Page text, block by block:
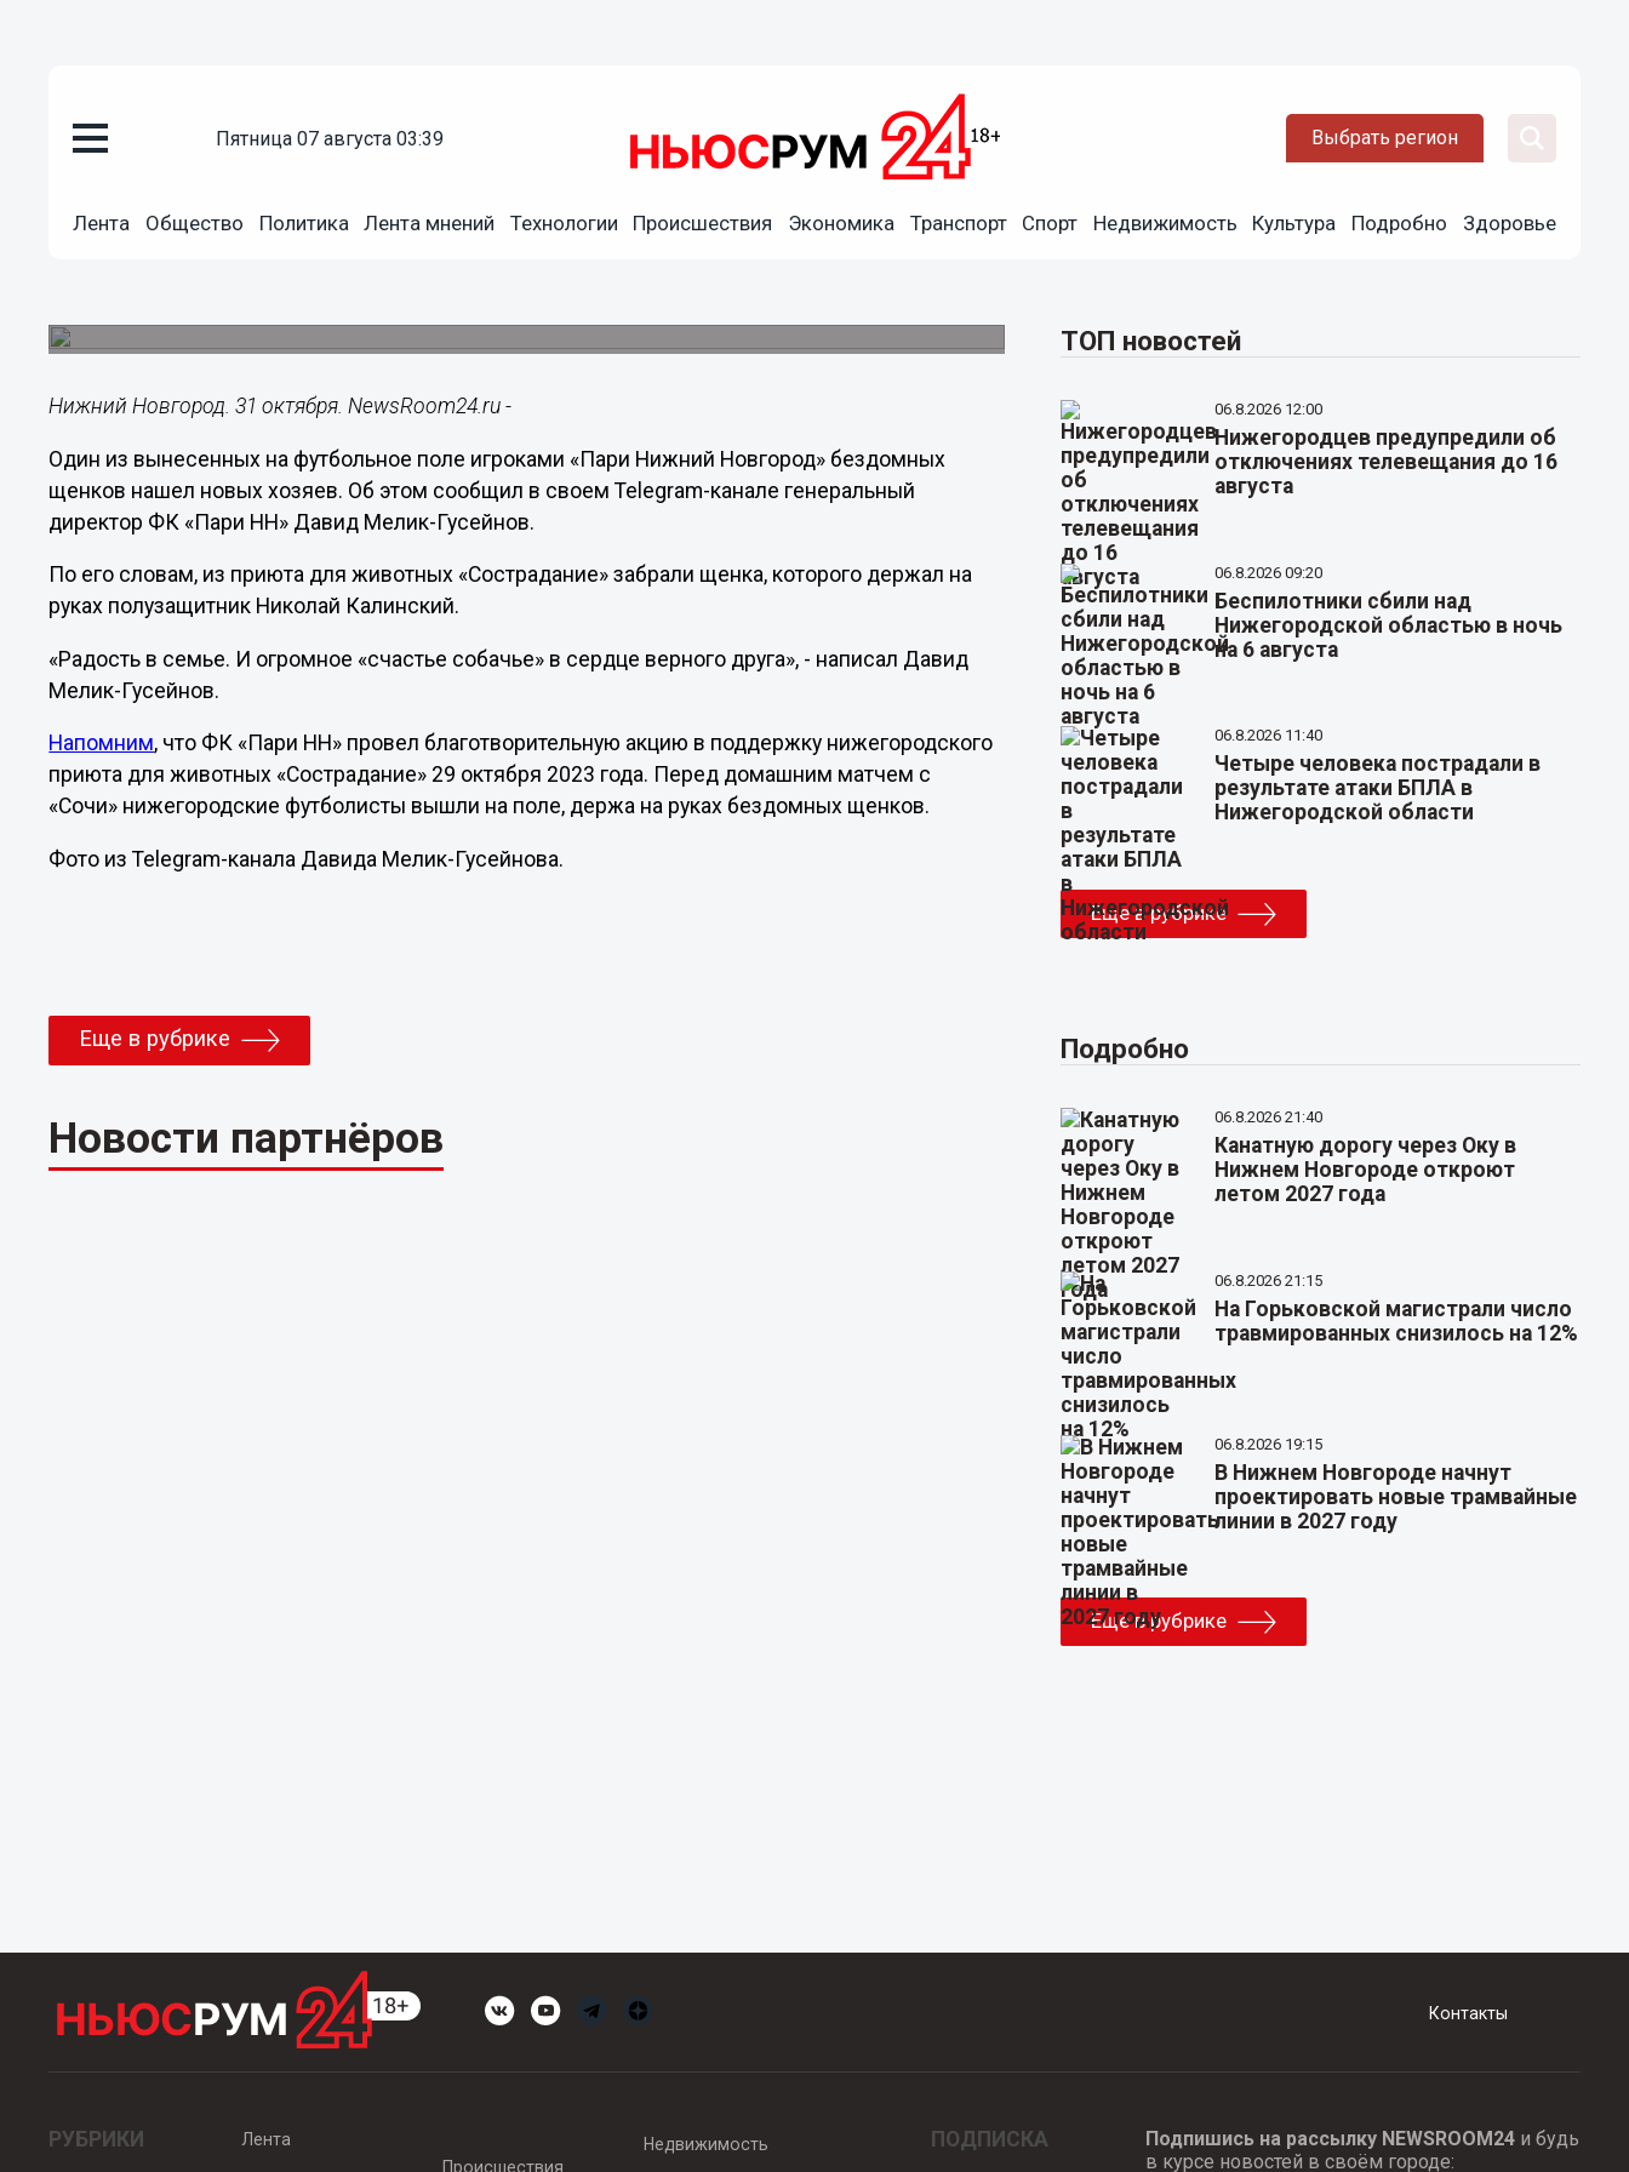
пятница 07 августа 03:39 Выбрать регион
Лента Общество Политика Лента мнений Технологии Происшествия Экономика Транспорт Спорт Недвижимость Культура Подробно Здоровье
Вынесенного на поле футболистом «Пари НН» щенка
Нижний Новгород. 31 октября. NewsRoom24.ru -
Один из вынесенных на футбольное поле игроками «Пари Нижний Новгород» бездомных
щенков нашел новых хозяев. Об этом сообщил в своем Telegram-канале генеральный
директор ФК «Пари НН» Давид Мелик-Гусейнов.
По его словам, из приюта для животных «Сострадание» забрали щенка, которого держал на
руках полузащитник Николай Калинский.
«Радость в семье. И огромное «счастье собачье» в сердце верного друга», - написал Давид
Мелик-Гусейнов.
Напомним, что ФК «Пари НН» провел благотворительную акцию в поддержку нижегородского
приюта для животных «Сострадание» 29 октября 2023 года. Перед домашним матчем с
«Сочи» нижегородские футболисты вышли на поле, держа на руках бездомных щенков.
Фото из Telegram-канала Давида Мелик-Гусейнова.
Еще в рубрике
Новости партнёров
ТОП новостей
06.8.2026 12:00
Нижегородцев предупредили об
отключениях телевещания до 16
августа
06.8.2026 09:20
Беспилотники сбили над
Нижегородской областью в ночь
на 6 августа
06.8.2026 11:40
Четыре человека пострадали в
результате атаки БПЛА в
Нижегородской области
Еще в рубрике
Подробно
06.8.2026 21:40
Канатную дорогу через Оку в
Нижнем Новгороде откроют
летом 2027 года
06.8.2026 21:15
На Горьковской магистрали число
травмированных снизилось на 12%
06.8.2026 19:15
В Нижнем Новгороде начнут
проектировать новые трамвайные
линии в 2027 году
Еще в рубрике
Контакты
РУБРИКИ
Лента
Происшествия
Недвижимость ПОДПИСКА Подпишись на рассылку NEWSROOM24и будь
в курсе новостей в своём городе: